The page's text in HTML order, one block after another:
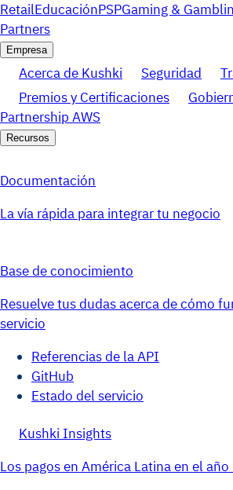
RetailEducaciónPSPGaming &
Partners
Empresa
Acerca de Kushki Seguridad
Premios y Certificaciones
Partnership AWS
Recursos
Documentación
La vía rápida para integrar tu negocio
Base de conocimiento
Resuelve tus dudas acerca de cómo
servicio
Referencias de la API
GitHub
Estado del servicio
Kushki Insights
Los pagos en América Latina en el